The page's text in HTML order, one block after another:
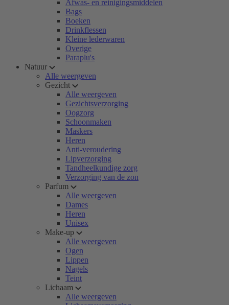
Afwas- en reinigingsmiddelen
Bags
Boeken
Drinkflessen
Kleine lederwaren
Overige
Paraplu's
Natuur
Alle weergeven
Gezicht
Alle weergeven
Gezichtsverzorging
Oogzorg
Schoonmaken
Maskers
Heren
Anti-veroudering
Lipverzorging
Tandheelkundige zorg
Verzorging van de zon
Parfum
Alle weergeven
Dames
Heren
Unisex
Make-up
Alle weergeven
Ogen
Lippen
Nagels
Teint
Lichaam
Alle weergeven